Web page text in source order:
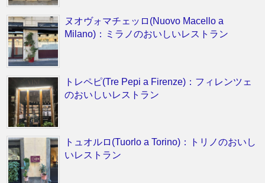
ヌオヴォマチェッロ(Nuovo Macello a
Milano)：ミラノのおいしいレストラン
トレペピ(Tre Pepi a Firenze)：フィレンツェ
のおいしいレストラン
トュオルロ(Tuorlo a Torino)：トリノのおいし
いレストラン